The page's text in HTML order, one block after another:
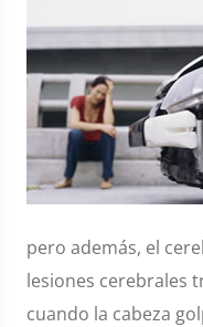
pero además, el
lesiones cerebrales
cuando la cabeza